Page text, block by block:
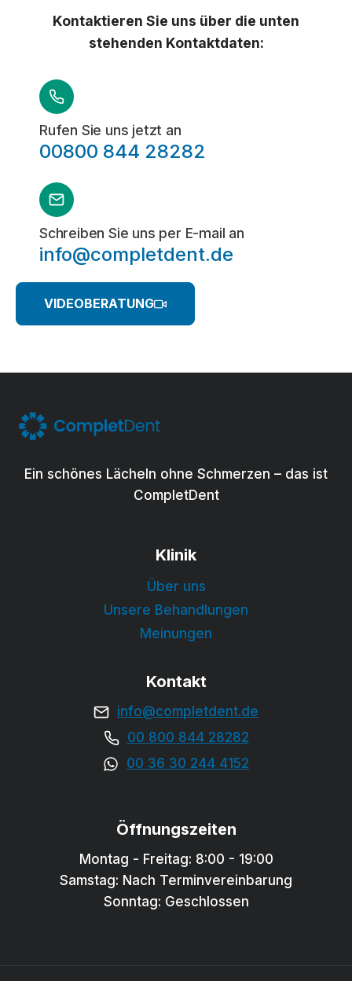
Kontaktieren Sie uns über die unten
stehenden Kontaktdaten:
Rufen Sie uns jetzt an
00800 844 28282
Schreiben Sie uns per E-mail an
info@completdent.de
VIDEOBERATUNG
Ein schönes Lächeln ohne Schmerzen – das ist
CompletDent
Klinik
Über uns
Unsere Behandlungen
Meinungen
Kontakt
info@completdent.de
00 800 844 28282
00 36 30 244 4152
Öffnungszeiten
Montag - Freitag: 8:00 - 19:00
Samstag: Nach Terminvereinbarung
Sonntag: Geschlossen